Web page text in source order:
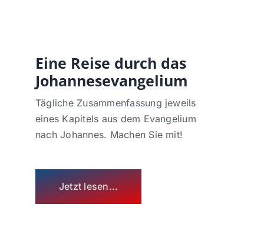
Eine Reise durch das
Johannesevangelium
Tägliche Zusammenfassung jeweils
eines Kapitels aus dem Evangelium
nach Johannes. Machen Sie mit!
Jetzt lesen…